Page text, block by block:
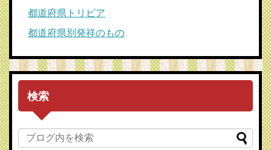
都道府県トリビア
都道府県別発祥のもの
検索